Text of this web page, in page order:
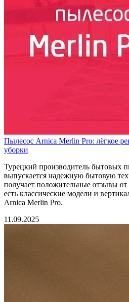
Пылесос Arnica Merlin Pro: лёгкое
уборки
Турецкий производитель бытовых
выпускается надежную бытовую
получает положительные отзывы
есть классические модели и
Arnica Merlin Pro.
11.09.2025